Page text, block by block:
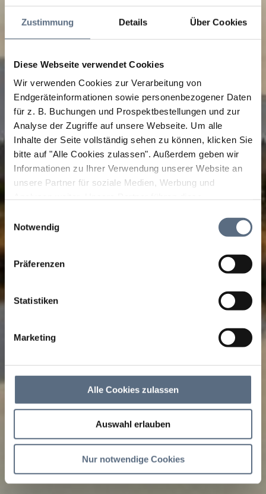
Zustimmung Details Über Cookies
Diese Webseite verwendet Cookies
Wir verwenden Cookies zur Verarbeitung von
Endgeräteinformationen sowie personenbezogener Daten
für z. B. Buchungen und Prospektbestellungen und zur
Analyse der Zugriffe auf unsere Webseite. Um alle
Inhalte der Seite vollständig sehen zu können, klicken Sie
bitte auf "Alle Cookies zulassen". Außerdem geben wir
Informationen zu Ihrer Verwendung unserer Website an
unsere Partner für soziale Medien, Werbung und
zusammen, die Sie ihnen bereitgestellt haben oder die
sie im Rahmen Ihrer Nutzung der Dienste gesammelt
Notwendig
Präferenzen
Statistiken
Marketing
Alle Cookies zulassen
Auswahl erlauben
Nur notwendige Cookies